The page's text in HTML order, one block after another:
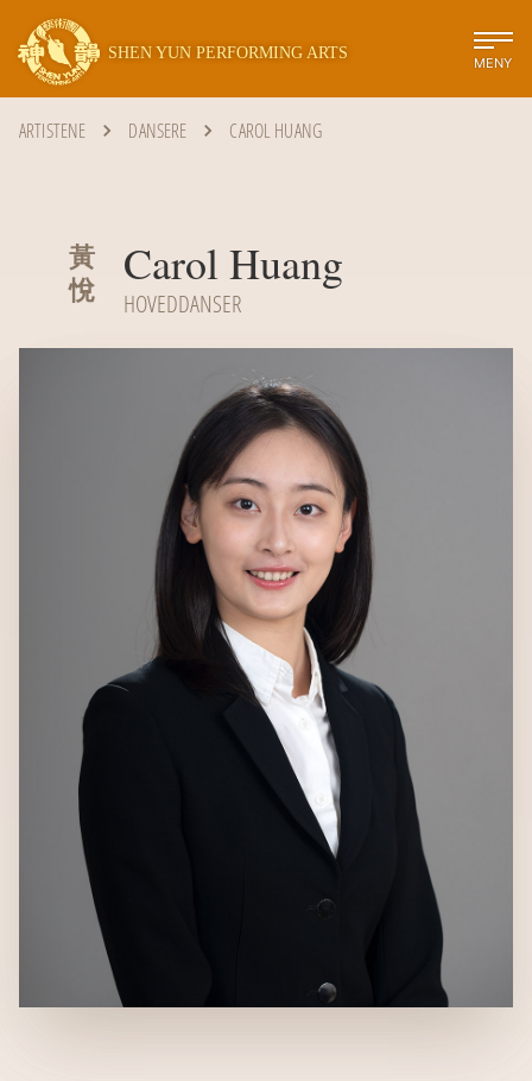
SHEN YUN PERFORMING ARTS
MENY
ARTISTENE DANSERE CAROL HUANG
黃
悅
Carol Huang
HOVEDDANSER